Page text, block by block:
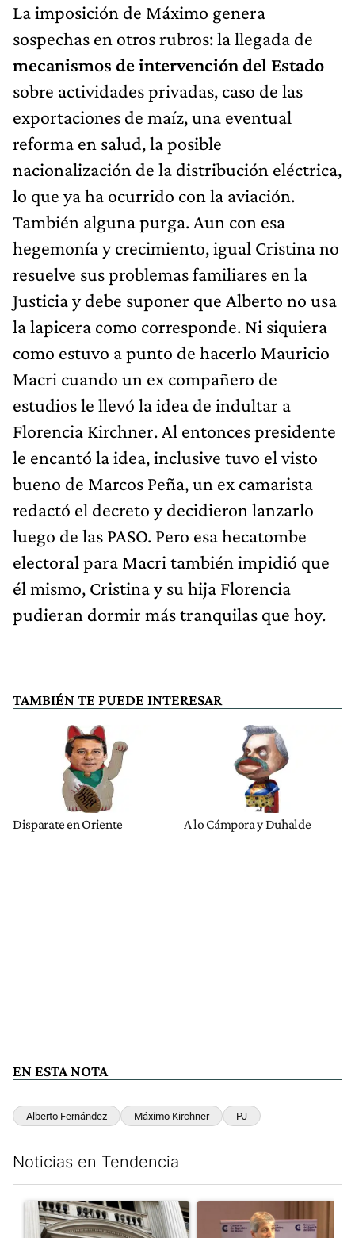
La imposición de Máximo genera
sospechas en otros rubros: la llegada de
mecanismos de intervención del Estado
sobre actividades privadas, caso de las
exportaciones de maíz, una eventual
reforma en salud, la posible
nacionalización de la distribución eléctrica,
lo que ya ha ocurrido con la aviación.
También alguna purga. Aun con esa
hegemonía y crecimiento, igual Cristina no
resuelve sus problemas familiares en la
Justicia y debe suponer que Alberto no usa
la lapicera como corresponde. Ni siquiera
como estuvo a punto de hacerlo Mauricio
Macri cuando un ex compañero de
estudios le llevó la idea de indultar a
Florencia Kirchner. Al entonces presidente
le encantó la idea, inclusive tuvo el visto
bueno de Marcos Peña, un ex camarista
redactó el decreto y decidieron lanzarlo
luego de las PASO. Pero esa hecatombe
electoral para Macri también impidió que
él mismo, Cristina y su hija Florencia
pudieran dormir más tranquilas que hoy.
TAMBIÉN TE PUEDE INTERESAR
Disparate en Oriente A lo Cámpora y Duhalde
EN ESTA NOTA
Alberto Fernández Máximo Kirchner PJ
Noticias en Tendencia
Un artículo de tendencia con el título "Las reservas del Banco